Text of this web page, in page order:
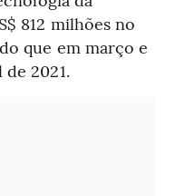
812 milhões no
que em março e
2021.